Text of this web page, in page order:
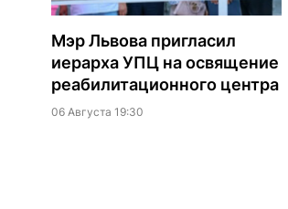
Мэр Львова пригласил
иерарха УПЦ на освящение
реабилитационного центра
06 Августа 19:30